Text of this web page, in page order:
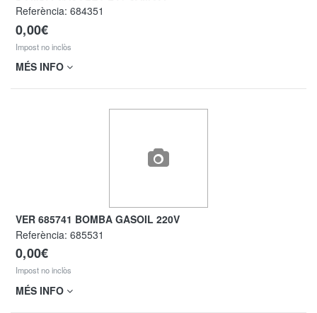
Referència: 684351
0,00€
Impost no inclòs
MÉS INFO
VER 685741 BOMBA GASOIL 220V
Referència: 685531
0,00€
Impost no inclòs
MÉS INFO